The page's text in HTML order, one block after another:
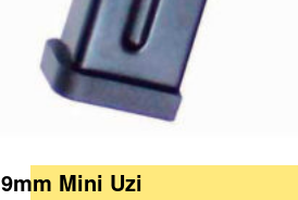
Mini Uzi